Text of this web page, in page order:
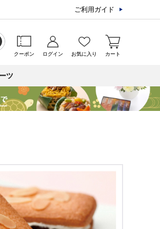
ご利用ガイド
クーポン ログイン お気に入り カート
ツ